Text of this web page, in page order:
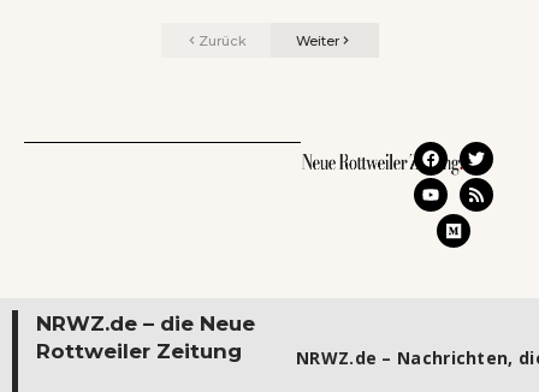
Zurück Weiter
NRWZ.de – die Neue
Rottweiler Zeitung
NRWZ.de – Nachrichten,